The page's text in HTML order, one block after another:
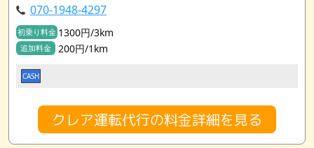
070-1948-4297
初乗り料金 1300円/3km
追加料金 200円/1km
CASH
クレア運転代行の料金詳細を見る